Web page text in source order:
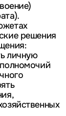
решения
личную